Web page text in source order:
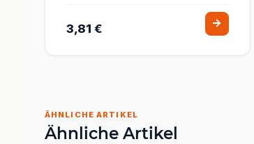
3,81 €
ÄHNLICHE ARTIKEL
Ähnliche Artikel